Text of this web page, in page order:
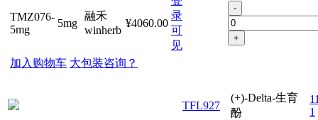
TMZ076-
5mg
5mg
融禾
winherb
¥4060.00
录
可
见
-
+
加入购物车 大包装咨询？
TFL927
(+)-Delta-生育
酚
1